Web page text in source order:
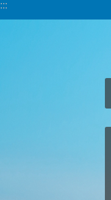
跳到主要內容區塊
:::